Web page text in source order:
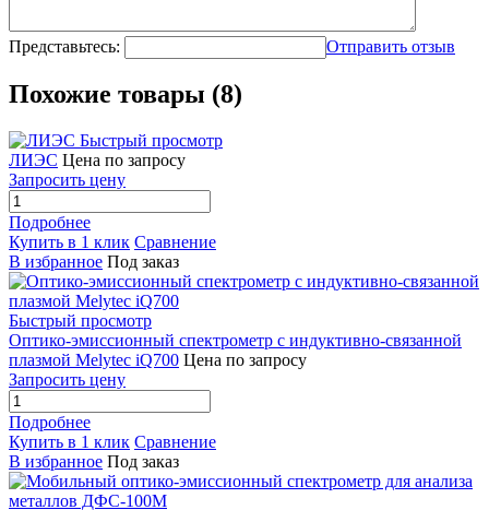
Представьтесь: Отправить отзыв
Похожие товары (8)
Быстрый просмотр
ЛИЭС Цена по запросу
Запросить цену
Подробнее
Купить в 1 клик Сравнение
В избранное Под заказ
Быстрый просмотр
Оптико-эмиссионный спектрометр с индуктивно-связанной
плазмой Melytec iQ700 Цена по запросу
Запросить цену
Подробнее
Купить в 1 клик Сравнение
В избранное Под заказ